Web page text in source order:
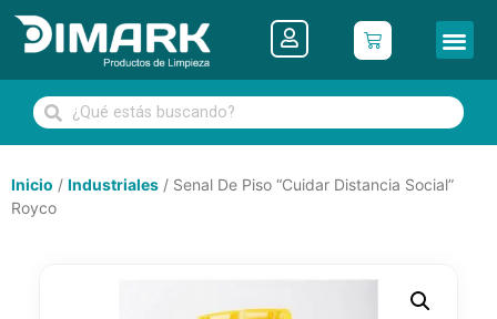
Inicio / Industriales / Senal De Piso “Cuidar Distancia Social”
Royco